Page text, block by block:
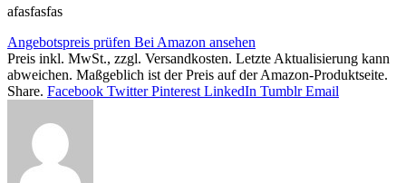
afasfasfas
Angebotspreis prüfen Bei Amazon ansehen
Preis inkl. MwSt., zzgl. Versandkosten. Letzte Aktualisierung kann
abweichen. Maßgeblich ist der Preis auf der Amazon-Produktseite.
Share. Facebook Twitter Pinterest LinkedIn Tumblr Email